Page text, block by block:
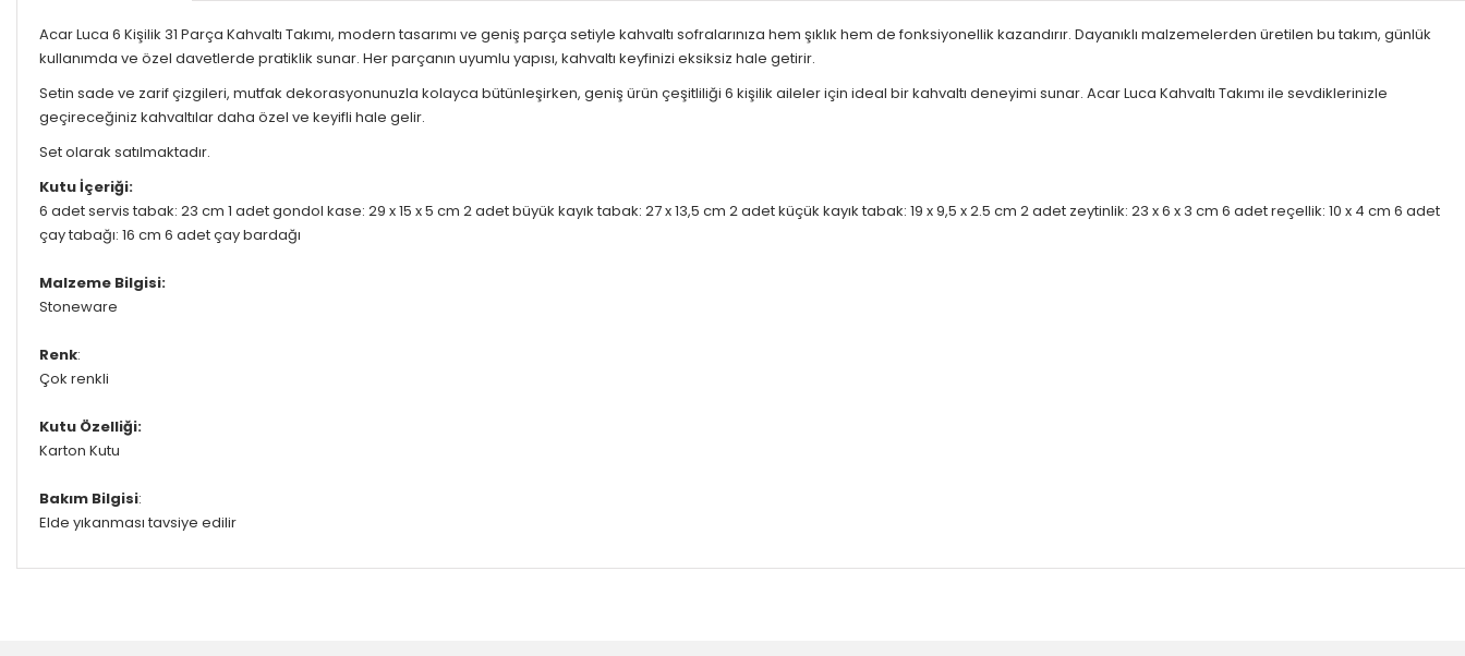
Acar Luca 6 Kişilik 31 Parça Kahvaltı Takımı, modern tasarımı ve geniş parça setiyle kahvaltı sofralarınıza hem şıklık hem de fonksiyonellik kazandırır. Dayanıklı malzemelerden üretilen bu takım, günlük
kullanımda ve özel davetlerde pratiklik sunar. Her parçanın uyumlu yapısı, kahvaltı keyfinizi eksiksiz hale getirir.
Setin sade ve zarif çizgileri, mutfak dekorasyonunuzla kolayca bütünleşirken, geniş ürün çeşitliliği 6 kişilik aileler için ideal bir kahvaltı deneyimi sunar. Acar Luca Kahvaltı Takımı ile sevdiklerinizle
geçireceğiniz kahvaltılar daha özel ve keyifli hale gelir.
Set olarak satılmaktadır.
Kutu İçeriği:
6 adet servis tabak: 23 cm 1 adet gondol kase: 29 x 15 x 5 cm 2 adet büyük kayık tabak: 27 x 13,5 cm 2 adet küçük kayık tabak: 19 x 9,5 x 2.5 cm 2 adet zeytinlik: 23 x 6 x 3 cm 6 adet reçellik: 10 x 4 cm 6 adet
çay tabağı: 16 cm 6 adet çay bardağı
Malzeme Bilgisi:
Stoneware
Renk:
Çok renkli
Kutu Özelliği:
Karton Kutu
Bakım Bilgisi:
Elde yıkanması tavsiye edilir